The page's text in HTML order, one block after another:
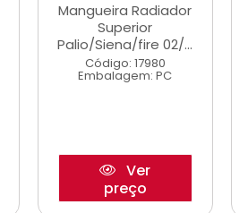
Mangueira Radiador
Superior
Palio/Siena/fire 02/...
Código: 17980
Embalagem: PC
Ver
preço